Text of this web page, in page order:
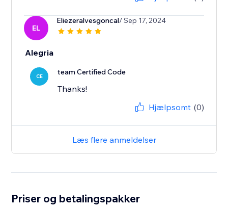
EL
Eliezeralvesgoncal/ Sep 17, 2024
Alegria
CE team Certified Code
Thanks!
Hjælpsomt (0)
Læs flere anmeldelser
Priser og betalingspakker